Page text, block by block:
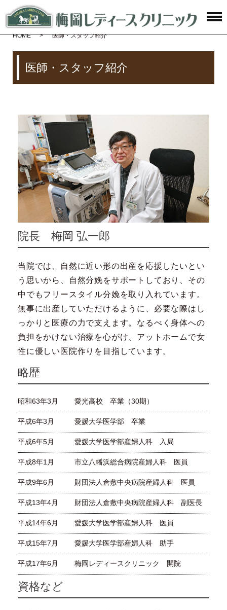
HOME 医師・スタッフ紹介
医師・スタッフ紹介
院長 梅岡 弘一郎
当院では、自然に近い形の出産を応援したいとい
う思いから、自然分娩をサポートしており、その
中でもフリースタイル分娩を取り入れています。
無事に出産していただけるように、必要な際はし
っかりと医療の力で支えます。なるべく身体への
負担をかけない治療を心がけ、アットホームで女
性に優しい医院作りを目指しています。
略歴
昭和63年3月 愛光高校 卒業（30期）
平成6年3月 愛媛大学医学部 卒業
平成6年5月 愛媛大学医学部産婦人科 入局
平成8年1月 市立八幡浜総合病院産婦人科 医員
平成9年6月 財団法人倉敷中央病院産婦人科 医員
平成13年4月 財団法人倉敷中央病院産婦人科 副医長
平成14年6月 愛媛大学医学部産婦人科 医員
平成15年7月 愛媛大学医学部産婦人科 助手
平成17年6月 梅岡レディースクリニック 開院
資格など